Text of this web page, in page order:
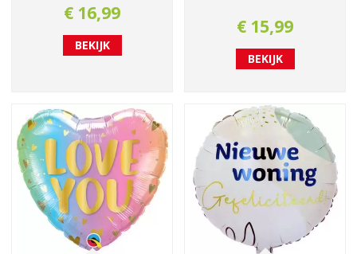
€ 16,99
BEKIJK
€ 15,99
BEKIJK